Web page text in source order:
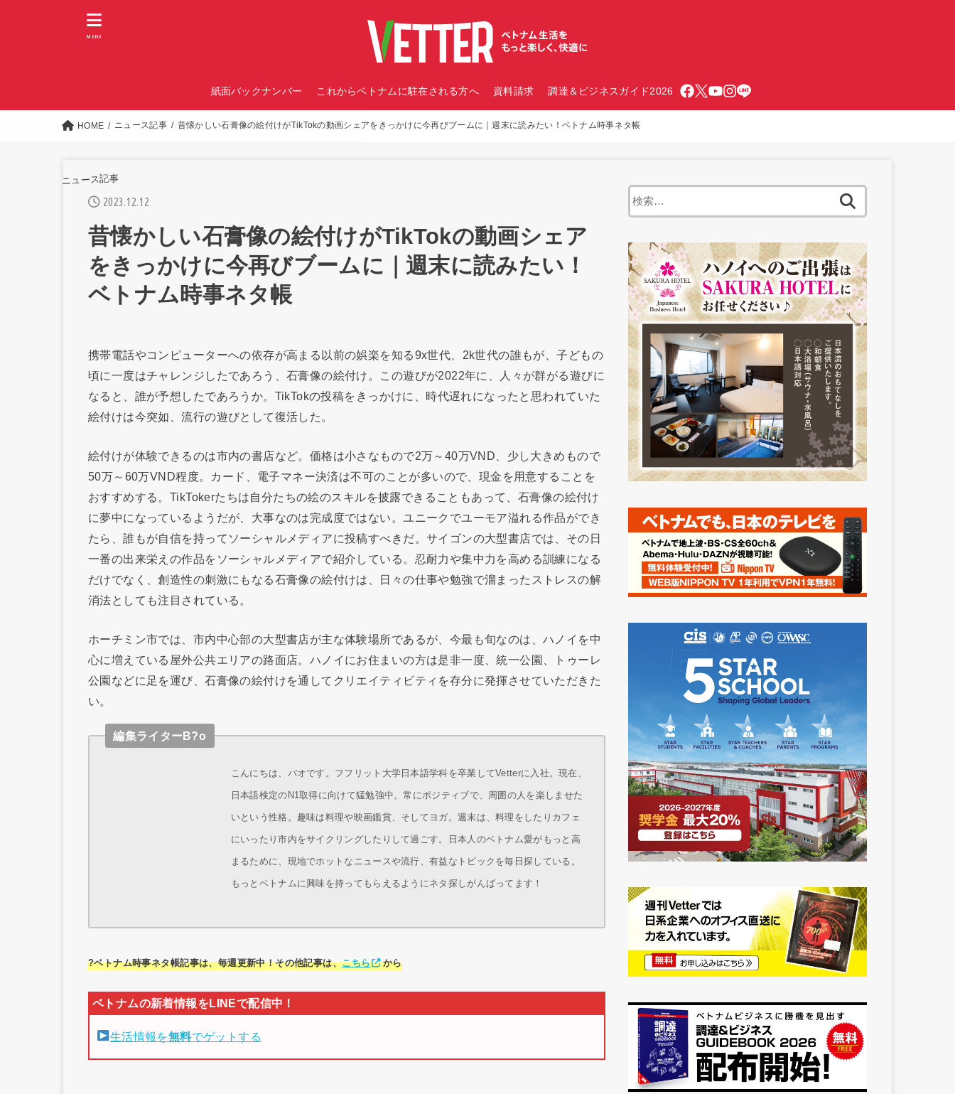
紙面バックナンバー これからベトナムに駐在される方へ 資料請求 調達＆ビジネスガイド2026
MENU
HOME ニュース記事 昔懐かしい石膏像の絵付けがTikTokの動画シェアをきっかけに今再びブームに｜週末に読みたい！ベトナム時事ネタ帳
ニュース記事
2023.12.12
昔懐かしい石膏像の絵付けがTikTokの動画シェア
をきっかけに今再びブームに｜週末に読みたい！
ベトナム時事ネタ帳
携帯電話やコンピューターへの依存が高まる以前の娯楽を知る9x世代、2k世代の誰もが、子どもの
頃に一度はチャレンジしたであろう、石膏像の絵付け。この遊びが2022年に、人々が群がる遊びに
なると、誰が予想したであろうか。TikTokの投稿をきっかけに、時代遅れになったと思われていた
絵付けは今突如、流行の遊びとして復活した。
絵付けが体験できるのは市内の書店など。価格は小さなもので2万～40万VND、少し大きめもので
50万～60万VND程度。カード、電子マネー決済は不可のことが多いので、現金を用意することを
おすすめする。TikTokerたちは自分たちの絵のスキルを披露できることもあって、石膏像の絵付け
に夢中になっているようだが、大事なのは完成度ではない。ユニークでユーモア溢れる作品ができ
たら、誰もが自信を持ってソーシャルメディアに投稿すべきだ。サイゴンの大型書店では、その日
一番の出来栄えの作品をソーシャルメディアで紹介している。忍耐力や集中力を高める訓練になる
だけでなく、創造性の刺激にもなる石膏像の絵付けは、日々の仕事や勉強で溜まったストレスの解
消法としても注目されている。
ホーチミン市では、市内中心部の大型書店が主な体験場所であるが、今最も旬なのは、ハノイを中
心に増えている屋外公共エリアの路面店。ハノイにお住まいの方は是非一度、統一公園、トゥーレ
公園などに足を運び、石膏像の絵付けを通してクリエイティビティを存分に発揮させていただきた
い。
編集ライターB?o
こんにちは、バオです。フフリット大学日本語学科を卒業してVetterに入社。現在、
日本語検定のN1取得に向けて猛勉強中。常にポジティブで、周囲の人を楽しませた
いという性格。趣味は料理や映画鑑賞、そしてヨガ。週末は、料理をしたりカフェ
にいったり市内をサイクリングしたりして過ごす。日本人のベトナム愛がもっと高
まるために、現地でホットなニュースや流行、有益なトピックを毎日探している。
もっとベトナムに興味を持ってもらえるようにネタ探しがんばってます！
?ベトナム時事ネタ帳記事は、毎週更新中！その他記事は、こちら から
生活情報を無料でゲットする